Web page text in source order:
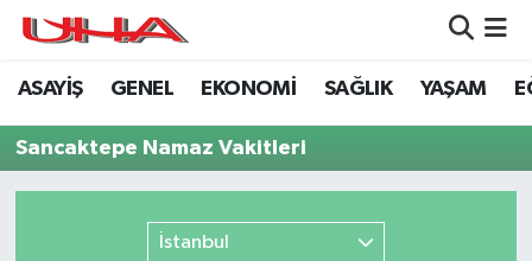
ASAYİŞ GENEL EKONOMİ SAĞLIK YAŞAM
Sancaktepe Namaz Vakitleri
İstanbul
ASAYİŞ
GÜNDEM
Nöbetçi Eczaneler
Hava Durumu